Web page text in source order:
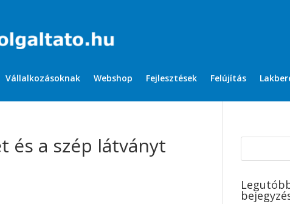
Vállalkozásoknak Webshop Fejlesztések Felújítás
és a szép látványt